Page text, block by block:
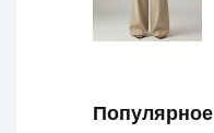
Популярное